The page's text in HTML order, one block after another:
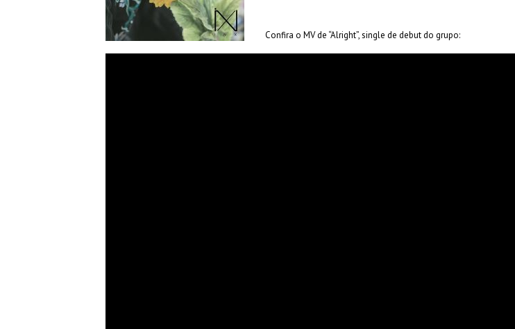
Confira o MV de “Alright”, single de debut do grupo: